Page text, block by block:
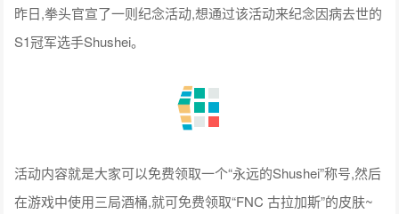
昨日,拳头官宣了一则纪念活动,想通过该活动来纪念因病去世的
S1冠军选手Shushei。
活动内容就是大家可以免费领取一个“永远的Shushei”称号,然后
在游戏中使用三局酒桶,就可免费领取“FNC 古拉加斯”的皮肤~